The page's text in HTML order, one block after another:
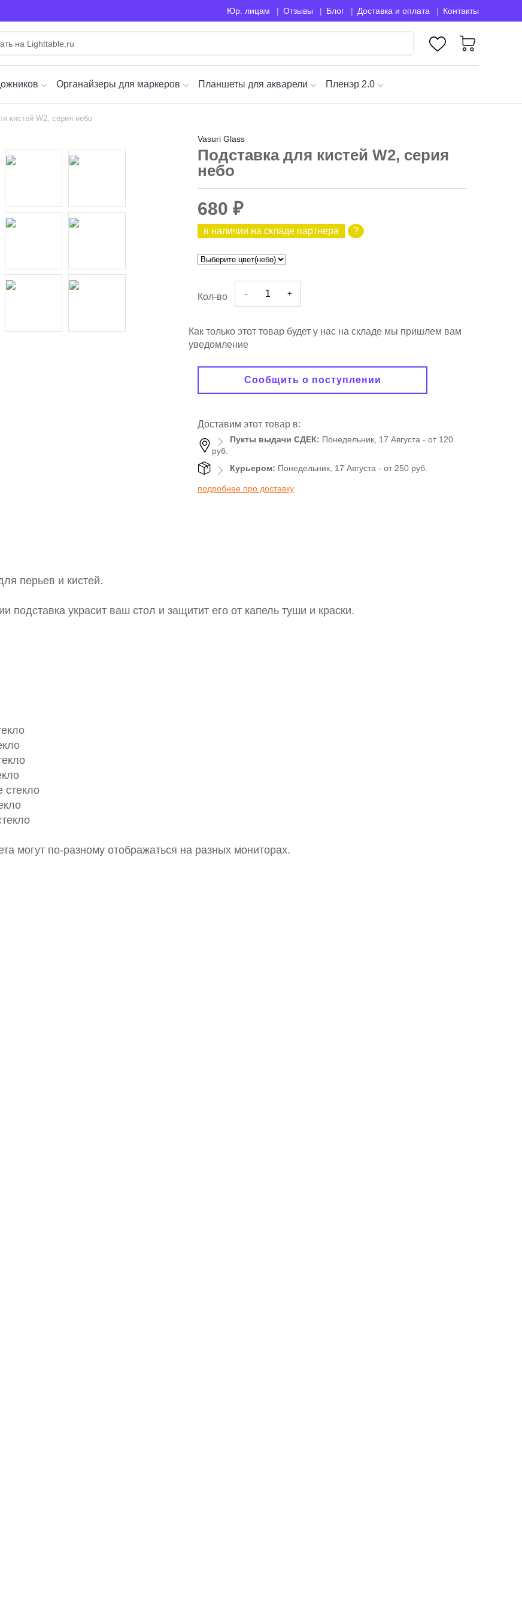
Юр. лицам Отзывы Блог Доставка и оплата Контакты
Органайзеры для маркеров Планшеты для акварели Пленэр 2.0
кистей W2, серия небо
Vasuri Glass
Подставка для кистей W2, серия
небо
680 ₽
в наличии на складе партнера ?
Кол-во - +
Как только этот товар будет у нас на складе мы пришлем вам
уведомление
Сообщить о поступлении
Доставим этот товар в:
Пукты выдачи СДЕК: Понедельник, 17 Августа - от 120
руб.
Курьером: Понедельник, 17 Августа - от 250 руб.
подробнее про доставку
перьев и кистей.
подставка украсит ваш стол и защитит его от капель туши и краски.
стекло
могут по-разному отображаться на разных мониторах.